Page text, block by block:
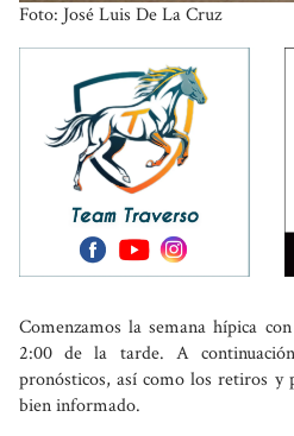
Foto: José Luis De La Cruz
Comenzamos la semana hípica
2:00 de la tarde. A
pronósticos, así como los retiros y
bien informado.